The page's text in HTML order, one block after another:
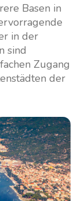
Basen in
in der
sind
Zugang
der